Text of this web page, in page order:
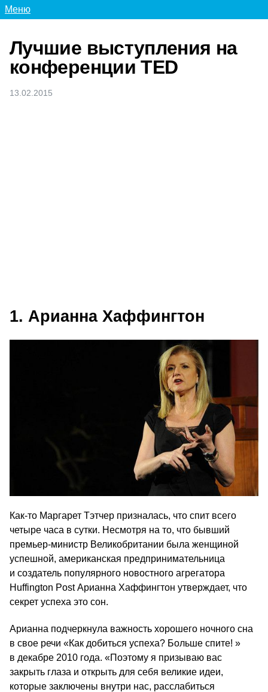
Меню
Лучшие выступления на
конференции TED
13.02.2015
1. Арианна Хаффингтон
Как-то Маргарет Тэтчер призналась, что спит всего
четыре часа в сутки. Несмотря на то, что бывший
премьер-министр Великобритании была женщиной
успешной, американская предпринимательница
и создатель популярного новостного агрегатора
Huffington Post Арианна Хаффингтон утверждает, что
секрет успеха это сон.
Арианна подчеркнула важность хорошего ночного сна
в свое речи «Как добиться успеха? Больше спите! »
в декабре 2010 года. «Поэтому я призываю вас
закрыть глаза и открыть для себя великие идеи,
которые заключены внутри нас, расслабиться